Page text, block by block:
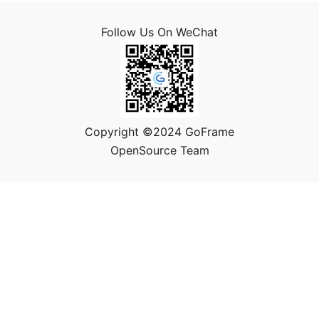
Follow Us On WeChat
Copyright ©2024 GoFrame
OpenSource Team